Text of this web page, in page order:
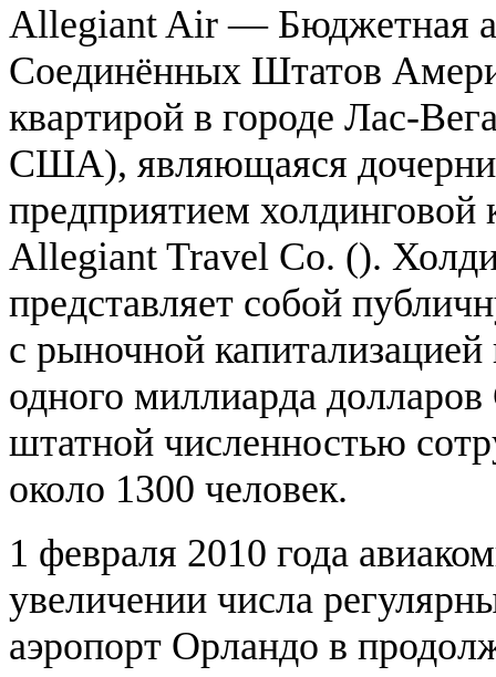
Allegiant Air — Бюджетная
Соединённых Штатов
квартирой в городе Лас-
США), являющаяся
предприятием холдинговой
Allegiant Travel Co. ().
представляет собой
с рыночной капитализацией
одного миллиарда
штатной численностью
около 1300 человек.
1 февраля 2010 года
увеличении числа
аэропорт Орландо в